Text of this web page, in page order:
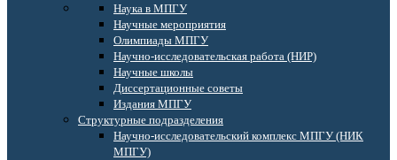
Наука в МПГУ
Научные мероприятия
Олимпиады МПГУ
Научно-исследовательская работа (НИР)
Научные школы
Диссертационные советы
Издания МПГУ
Структурные подразделения
Научно-исследовательский комплекс МПГУ (НИК
МПГУ)